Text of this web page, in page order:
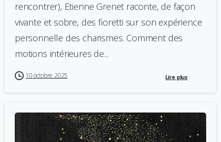
rencontrer), Etienne Grenet raconte, de façon
vivante et sobre, des fioretti sur son expérience
personnelle des charismes. Comment des
motions intérieures de...
10 octobre 2025 Lire plus